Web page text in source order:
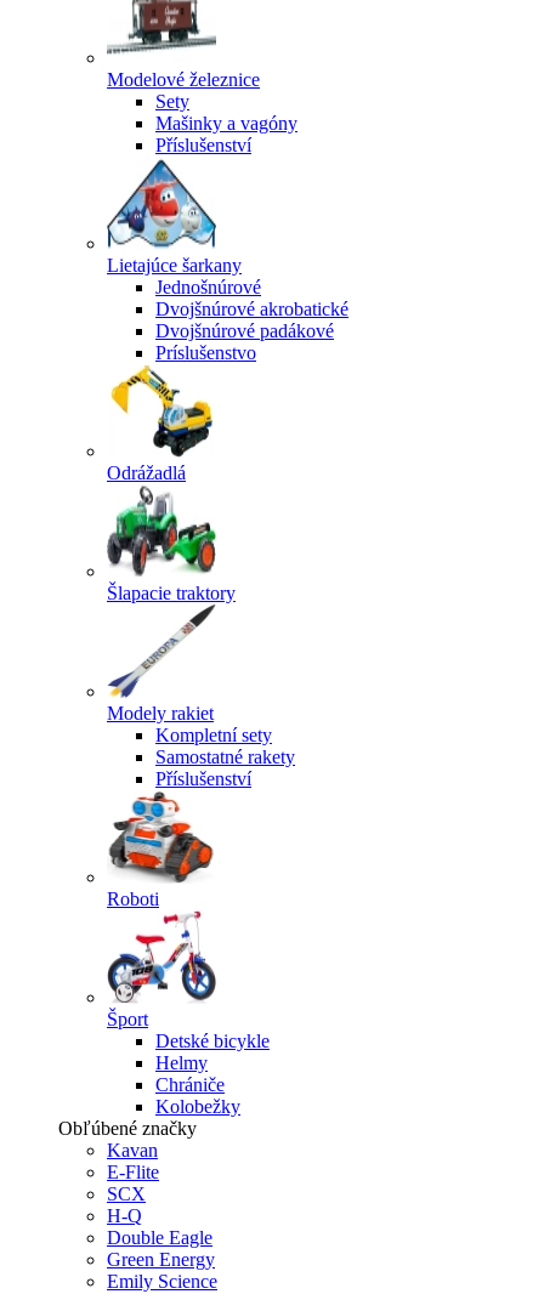
Modelové železnice
Sety
Mašinky a vagóny
Příslušenství
Lietajúce šarkany
Jednošnúrové
Dvojšnúrové akrobatické
Dvojšnúrové padákové
Príslušenstvo
Odrážadlá
Šlapacie traktory
Modely rakiet
Kompletní sety
Samostatné rakety
Příslušenství
Roboti
Šport
Detské bicykle
Helmy
Chrániče
Kolobežky
Obľúbené značky
Kavan
E-Flite
SCX
H-Q
Double Eagle
Green Energy
Emily Science